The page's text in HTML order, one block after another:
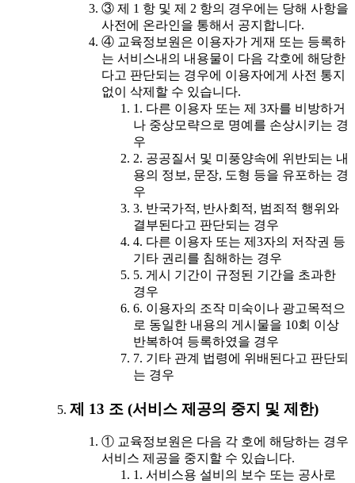
③ 제 1 항 및 제 2 항의 경우에는 당해 사항을
사전에 온라인을 통해서 공지합니다.
④ 교육정보원은 이용자가 게재 또는 등록하
는 서비스내의 내용물이 다음 각호에 해당한
다고 판단되는 경우에 이용자에게 사전 통지
없이 삭제할 수 있습니다.
1. 다른 이용자 또는 제 3자를 비방하거
나 중상모략으로 명예를 손상시키는 경
우
2. 공공질서 및 미풍양속에 위반되는 내
용의 정보, 문장, 도형 등을 유포하는 경
우
3. 반국가적, 반사회적, 범죄적 행위와
결부된다고 판단되는 경우
4. 다른 이용자 또는 제3자의 저작권 등
기타 권리를 침해하는 경우
5. 게시 기간이 규정된 기간을 초과한
경우
6. 이용자의 조작 미숙이나 광고목적으
로 동일한 내용의 게시물을 10회 이상
반복하여 등록하였을 경우
7. 기타 관계 법령에 위배된다고 판단되
는 경우
제 13 조 (서비스 제공의 중지 및 제한)
① 교육정보원은 다음 각 호에 해당하는 경우
서비스 제공을 중지할 수 있습니다.
1. 서비스용 설비의 보수 또는 공사로